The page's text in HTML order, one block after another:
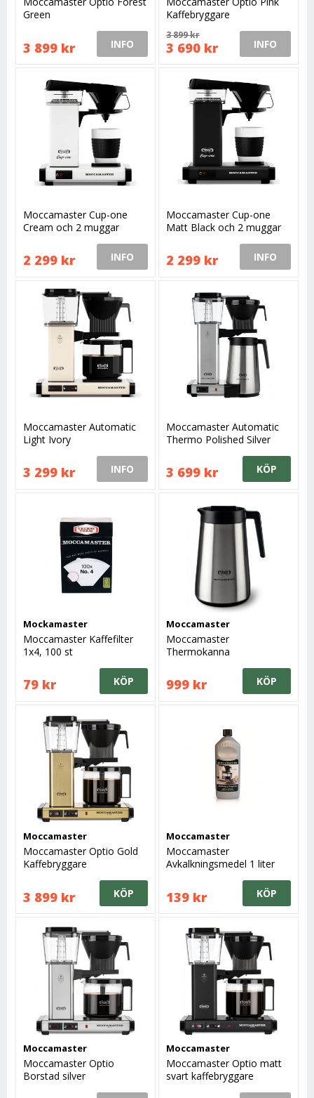
Green
3 899 kr INFO
Kaffebryggare
3 899 kr
3 690 kr INFO
Moccamaster Cup-one
Cream och 2 muggar
2 299 kr INFO
Moccamaster Cup-one
Matt Black och 2 muggar
2 299 kr INFO
Moccamaster Automatic
Light Ivory
3 299 kr INFO
Moccamaster Automatic
Thermo Polished Silver
3 699 kr KÖP
Mockamaster
Moccamaster Kaffefilter
1x4, 100 st
79 kr KÖP
Moccamaster
Moccamaster
Thermokanna
999 kr KÖP
Moccamaster
Moccamaster Optio Gold
Kaffebryggare
3 899 kr KÖP
Moccamaster
Moccamaster
Avkalkningsmedel 1 liter
139 kr KÖP
Moccamaster
Moccamaster Optio
Borstad silver
Moccamaster
Moccamaster Optio matt
svart kaffebryggare